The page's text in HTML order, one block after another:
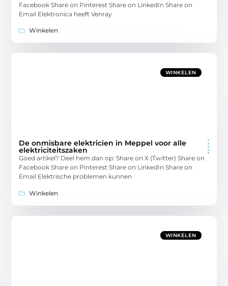
Facebook Share on Pinterest Share on LinkedIn Share on
Email Elektronica heeft Venray
Winkelen
WINKELEN
De onmisbare elektricien in Meppel voor alle
elektriciteitszaken
Goed artikel? Deel hem dan op: Share on X (Twitter) Share on
Facebook Share on Pinterest Share on LinkedIn Share on
Email Elektrische problemen kunnen
Winkelen
WINKELEN